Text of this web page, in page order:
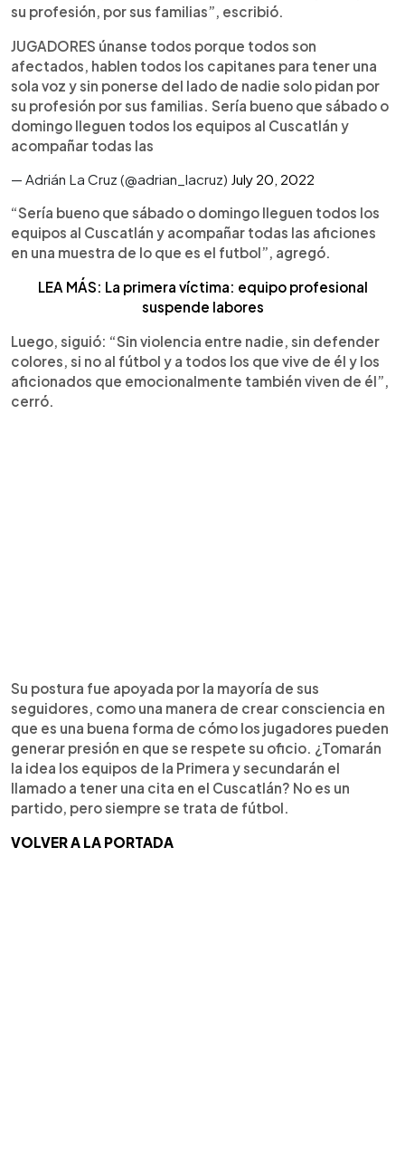
su profesión, por sus familias”, escribió.
JUGADORES únanse todos porque todos son
afectados, hablen todos los capitanes para tener una
sola voz y sin ponerse del lado de nadie solo pidan por
su profesión por sus familias. Sería bueno que sábado o
domingo lleguen todos los equipos al Cuscatlán y
acompañar todas las
— Adrián La Cruz (@adrian_lacruz) July 20, 2022
“Sería bueno que sábado o domingo lleguen todos los
equipos al Cuscatlán y acompañar todas las aficiones
en una muestra de lo que es el futbol”, agregó.
LEA MÁS: La primera víctima: equipo profesional
suspende labores
Luego, siguió: “Sin violencia entre nadie, sin defender
colores, si no al fútbol y a todos los que vive de él y los
aficionados que emocionalmente también viven de él”,
cerró.
Su postura fue apoyada por la mayoría de sus
seguidores, como una manera de crear consciencia en
que es una buena forma de cómo los jugadores pueden
generar presión en que se respete su oficio. ¿Tomarán
la idea los equipos de la Primera y secundarán el
llamado a tener una cita en el Cuscatlán? No es un
partido, pero siempre se trata de fútbol.
VOLVER A LA PORTADA